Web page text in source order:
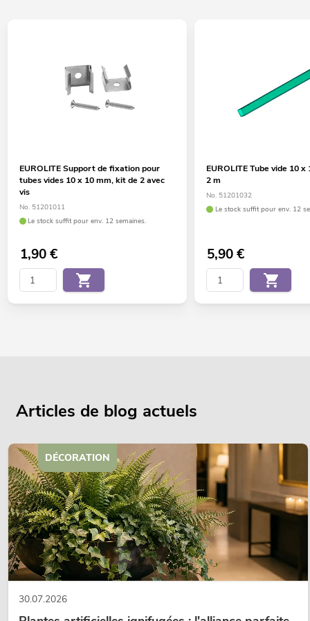
EUROLITE Support de fixation pour
tubes vides 10 x 10 mm, kit de 2 avec
vis
No. 51201011
Le stock suffit pour env. 12 semaines.
1,90€
EUROLITE Tube vide 10
2 m
No. 51201032
Le stock suffit pour env. 12
5,90€
Articles de blog actuels
30.07.2026
DÉCORATION